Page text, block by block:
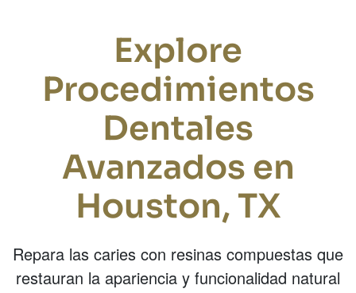
Explore
Procedimientos
Dentales
Avanzados en
Houston, TX
Repara las caries con resinas compuestas que
restauran la apariencia y funcionalidad natural